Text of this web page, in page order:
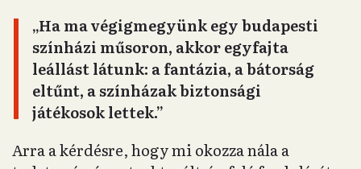
„Ha ma végigmegyünk egy budapesti
színházi műsoron, akkor egyfajta
leállást látunk: a fantázia, a bátorság
eltűnt, a színházak biztonsági
játékosok lettek.”
Arra a kérdésre, hogy mi okozza nála a